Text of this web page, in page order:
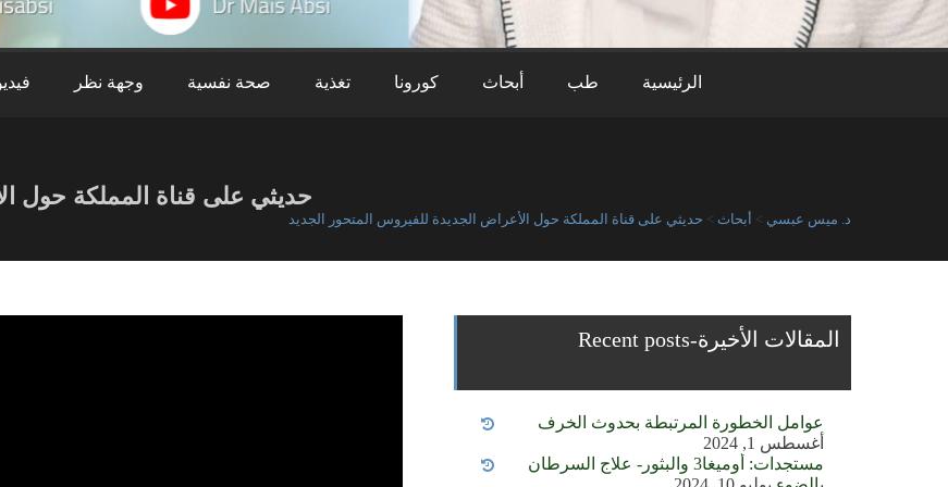
الرئيسية طب أبحاث كورونا تغذية صحة نفسية وجهة نظر
حديثي على قناة المملكة حول
د. ميس عبسي > أبحاث > حديثي على قناة المملكة حول الأعراض الجديدة للفيروس المتحور الجديد
المقالات الأخيرة-Recent posts
عوامل الخطورة المرتبطة بحدوث الخرف
أغسطس 1, 2024
مستجدات: أوميغا3 والبثور- علاج السرطان